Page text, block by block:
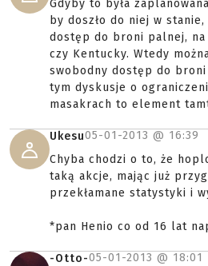
Gdyby to była
by doszło do niej w
dostęp do broni palnej, na
czy Kentucky. Wtedy
swobodny dostęp do broni
tym dyskusje o
masakrach to element
Ukesu05-01-2013 @ 16:39
Chyba chodzi o to, że
taką akcje, mając już
przekłamane statystyki i
*pan Henio co od 16 lat
-Otto-05-01-2013 @ 18:01